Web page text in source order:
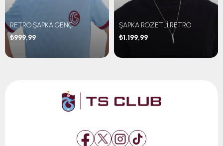
RETRO ŞAPKA GENÇ
₺999,99
ŞAPKA ROZETLİ RETRO
₺1.199,99